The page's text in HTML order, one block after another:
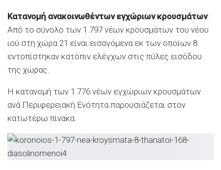
Κατανομή ανακοινωθέντων εγχώριων κρουσμάτων:
Από το σύνολο των 1.797 νέων κρουσμάτων του νέου
ιού στη χώρα 21 είναι εισαγόμενα εκ των οποίων 8
εντοπίστηκαν κατόπιν ελέγχων στις πύλες εισόδου
της χώρας.
Η κατανομή των 1.776 νέων εγχώριων κρουσμάτων
ανά Περιφερειακή Ενότητα παρουσιάζεται στον
κατωτέρω πίνακα.